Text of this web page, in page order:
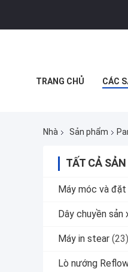
TRANG CHỦ CÁC
Nhà Sản phẩm
TẤT CẢ
Máy móc và
Dây chuyền sản
Máy in stear (23)
Lò nướng